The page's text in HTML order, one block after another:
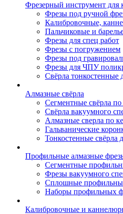
Фрезерный инструмент для
Фрезы под ручной
Калибровочные,
Пальчиковые и
Фрезы для спец работ
Фрезы с погружением
Фрезы под
Фрезы для ЧПУ
Свёрла
Алмазные свёрла
Сегментные свёрла по
Свёрла вакуумного
Алмазные сверла по
Гальванические
Тонкостенные свёрла
Профильные алмазные
Сегментные
Фрезы вакуумного
Сплошные
Наборы профильных
Калибровочные и